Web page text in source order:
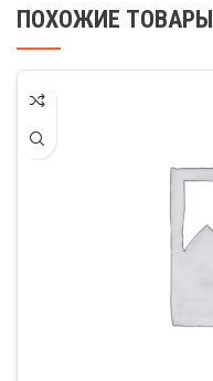
ПОХОЖИЕ ТОВАРЫ